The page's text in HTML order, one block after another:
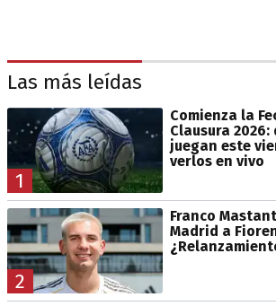
Las más leídas
1
Comienza la
Clausura
juegan este
verlos en vivo
2
Franco
Madrid a